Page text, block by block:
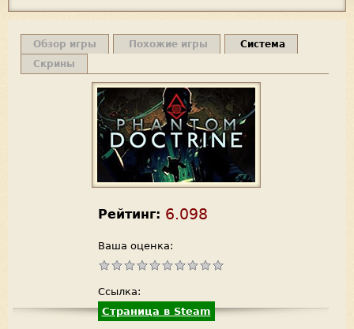
Обзор игры Похожие игры
Система
Скрины
Рейтинг: 6.098
Ваша оценка:
Ссылка:
Страница в Steam